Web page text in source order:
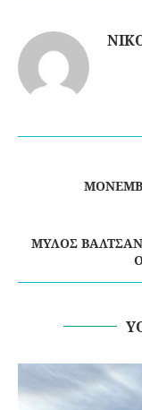
ΜΎΛΟΣ